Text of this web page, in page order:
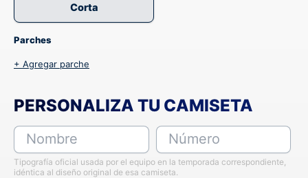
Corta
Parches
+ Agregar parche
PERSONALIZA TU CAMISETA
Nombre Número
Tipografía oficial usada por el equipo en la temporada correspondiente,
idéntica al diseño original de esa camiseta.